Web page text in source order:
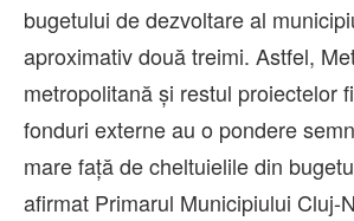
bugetului de dezvoltare al
aproximativ două treimi. Astfel,
metropolitană și restul proiectelor
fonduri externe au o pondere
mare față de cheltuielile din
afirmat Primarul Municipiului Cluj-